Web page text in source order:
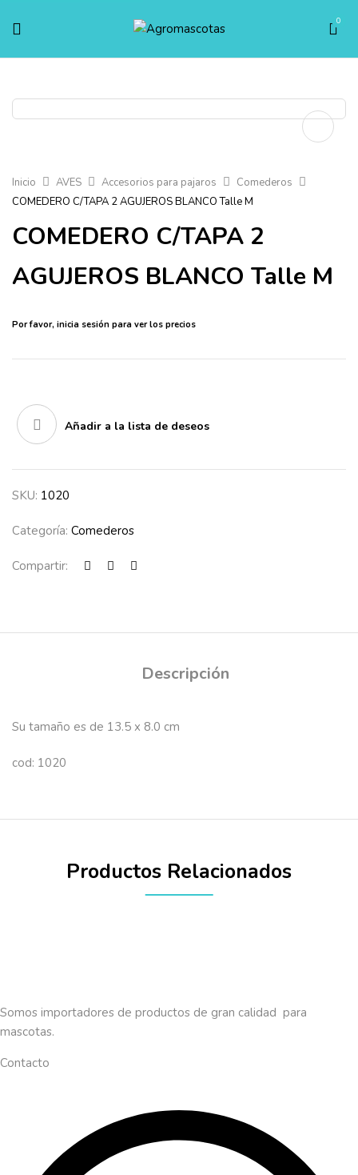
0
Inicio AVES Accesorios para pajaros
Comederos
COMEDERO C/TAPA 2 AGUJEROS BLANCO Talle M
COMEDERO C/TAPA 2
AGUJEROS BLANCO Talle M
Por favor, inicia sesión para ver los precios
Añadir a la lista de deseos
SKU: 1020
Categoría: Comederos
Compartir:
Descripción
Su tamaño es de 13.5 x 8.0 cm
cod: 1020
Productos Relacionados
Somos importadores de productos de gran calidad para
mascotas.
Contacto